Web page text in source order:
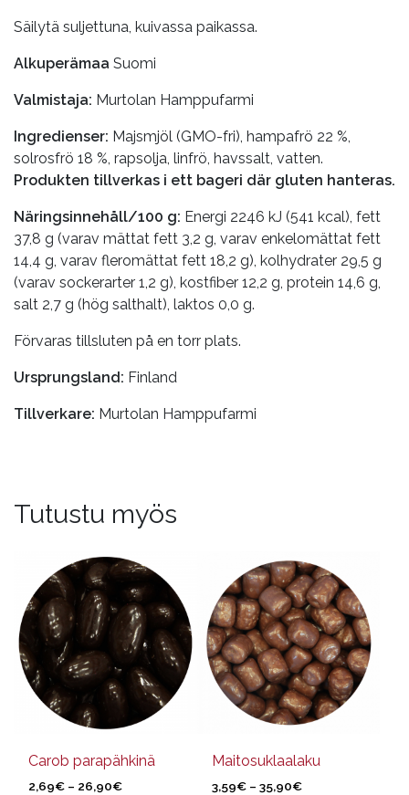
Säilytä suljettuna, kuivassa paikassa.
Alkuperämaa Suomi
Valmistaja: Murtolan Hamppufarmi
Ingredienser: Majsmjöl (GMO-fri), hampafrö 22 %,
solrosfrö 18 %, rapsolja, linfrö, havssalt, vatten.
Produkten tillverkas i ett bageri där gluten hanteras.
Näringsinnehåll/100 g: Energi 2246 kJ (541 kcal), fett
37,8 g (varav mättat fett 3,2 g, varav enkelomättat fett
14,4 g, varav fleromättat fett 18,2 g), kolhydrater 29,5 g
(varav sockerarter 1,2 g), kostfiber 12,2 g, protein 14,6 g,
salt 2,7 g (hög salthalt), laktos 0,0 g.
Förvaras tillsluten på en torr plats.
Ursprungsland: Finland
Tillverkare: Murtolan Hamppufarmi
Tutustu myös
Carob parapähkinä
2,69€ – 26,90€Hintaluokka:
tuotteella
on
useampi
muunnelma.
Voit
tehdä
valinnat
sivulla.
Maitosuklaalaku
3,59€ – 35,90€Hintaluokka:
tuotteella
useampi
muunnelma.
Voit
tehdä
valinnat
sivulla.